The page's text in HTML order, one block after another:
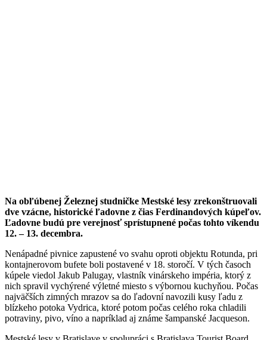
Na obľúbenej Železnej studničke Mestské lesy zrekonštruovali
dve vzácne, historické ľadovne z čias Ferdinandových kúpeľov.
Ľadovne budú pre verejnosť sprístupnené počas tohto víkendu
12. – 13. decembra.
Nenápadné pivnice zapustené vo svahu oproti objektu Rotunda, pri
kontajnerovom bufete boli postavené v 18. storočí. V tých časoch
kúpele viedol Jakub Palugay, vlastník vinárskeho impéria, ktorý z
nich spravil vychýrené výletné miesto s výbornou kuchyňou. Počas
najväčších zimných mrazov sa do ľadovní navozili kusy ľadu z
blízkeho potoka Vydrica, ktoré potom počas celého roka chladili
potraviny, pivo, víno a napríklad aj známe šampanské Jacqueson.